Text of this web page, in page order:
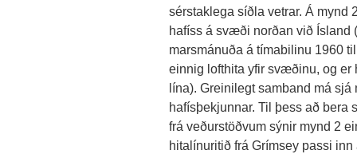
sérstaklega síðla vetrar. Á mynd
hafíss á svæði norðan við Ísland
marsmánuða á tímabilinu 1960
einnig lofthita yfir svæðinu, og er
lína). Greinilegt samband má
hafísþekjunnar. Til þess að
frá veðurstöðvum sýnir mynd 2
hitalínuritið frá Grímsey passi